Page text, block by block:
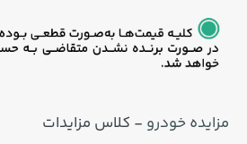
مزایده خودرو - کلاس مزایدات